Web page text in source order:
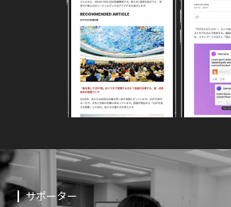
サポーター